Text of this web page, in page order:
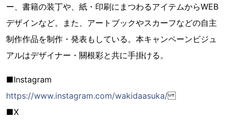
ー、書籍の装丁や、紙・印刷にまつわるアイテムからWEB
デザインなど。また、アートブックやスカーフなどの自主
制作作品を制作・発表もしている。本キャンペーンビジュ
アルはデザイナー・關根彩と共に手掛ける。
■Instagram
https://www.instagram.com/wakidaasuka/
■X